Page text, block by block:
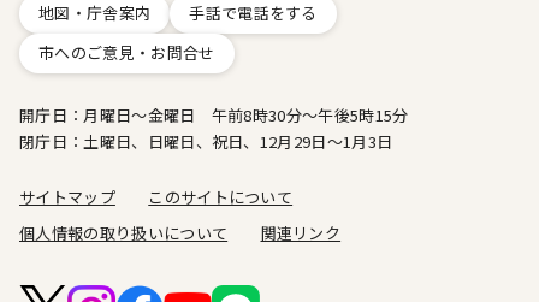
地図・庁舎案内
手話で電話をする
市へのご意見・お問合せ
開庁日：月曜日～金曜日 午前8時30分～午後5時15分
閉庁日：土曜日、日曜日、祝日、12月29日～1月3日
サイトマップ
このサイトについて
個人情報の取り扱いについて
関連リンク